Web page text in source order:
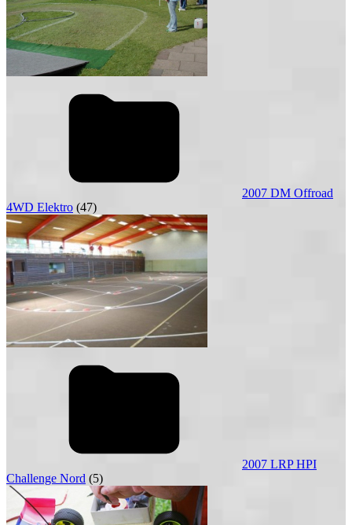
2007 DM Offroad
4WD Elektro (47)
2007 LRP HPI
Challenge Nord (5)